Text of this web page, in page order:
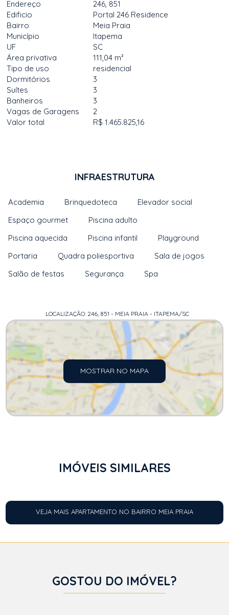
Endereço
246, 851
Edificio
Portal 246 Residence
Bairro
Meia Praia
Município
Itapema
UF
SC
Área privativa
111,04 m²
Tipo de uso
residencial
Dormitórios
3
Suítes
3
Banheiros
3
Vagas de Garagens
2
Valor total
R$ 1.465.825,16
INFRAESTRUTURA
Academia Brinquedoteca
Elevador social
Espaço gourmet
Piscina adulto
Piscina aquecida
Piscina infantil
Playground
Portaria
Quadra poliesportiva
Sala de jogos
Salão de festas
Segurança Spa
LOCALIZAÇÃO: 246, 851 - MEIA PRAIA - ITAPEMA/SC
MOSTRAR NO MAPA
IMÓVEIS SIMILARES
VEJA MAIS APARTAMENTO NO BAIRRO MEIA PRAIA
GOSTOU DO IMÓVEL?